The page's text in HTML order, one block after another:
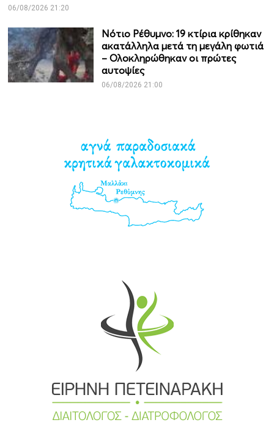
06/08/2026 21:20
Νότιο Ρέθυμνο: 19 κτίρια κρίθηκαν
ακατάλληλα μετά τη μεγάλη φωτιά
– Ολοκληρώθηκαν οι πρώτες
αυτοψίες
06/08/2026 21:00